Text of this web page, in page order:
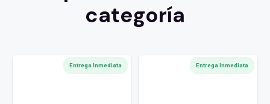
categoría
Entrega Inmediata Entrega Inmediata